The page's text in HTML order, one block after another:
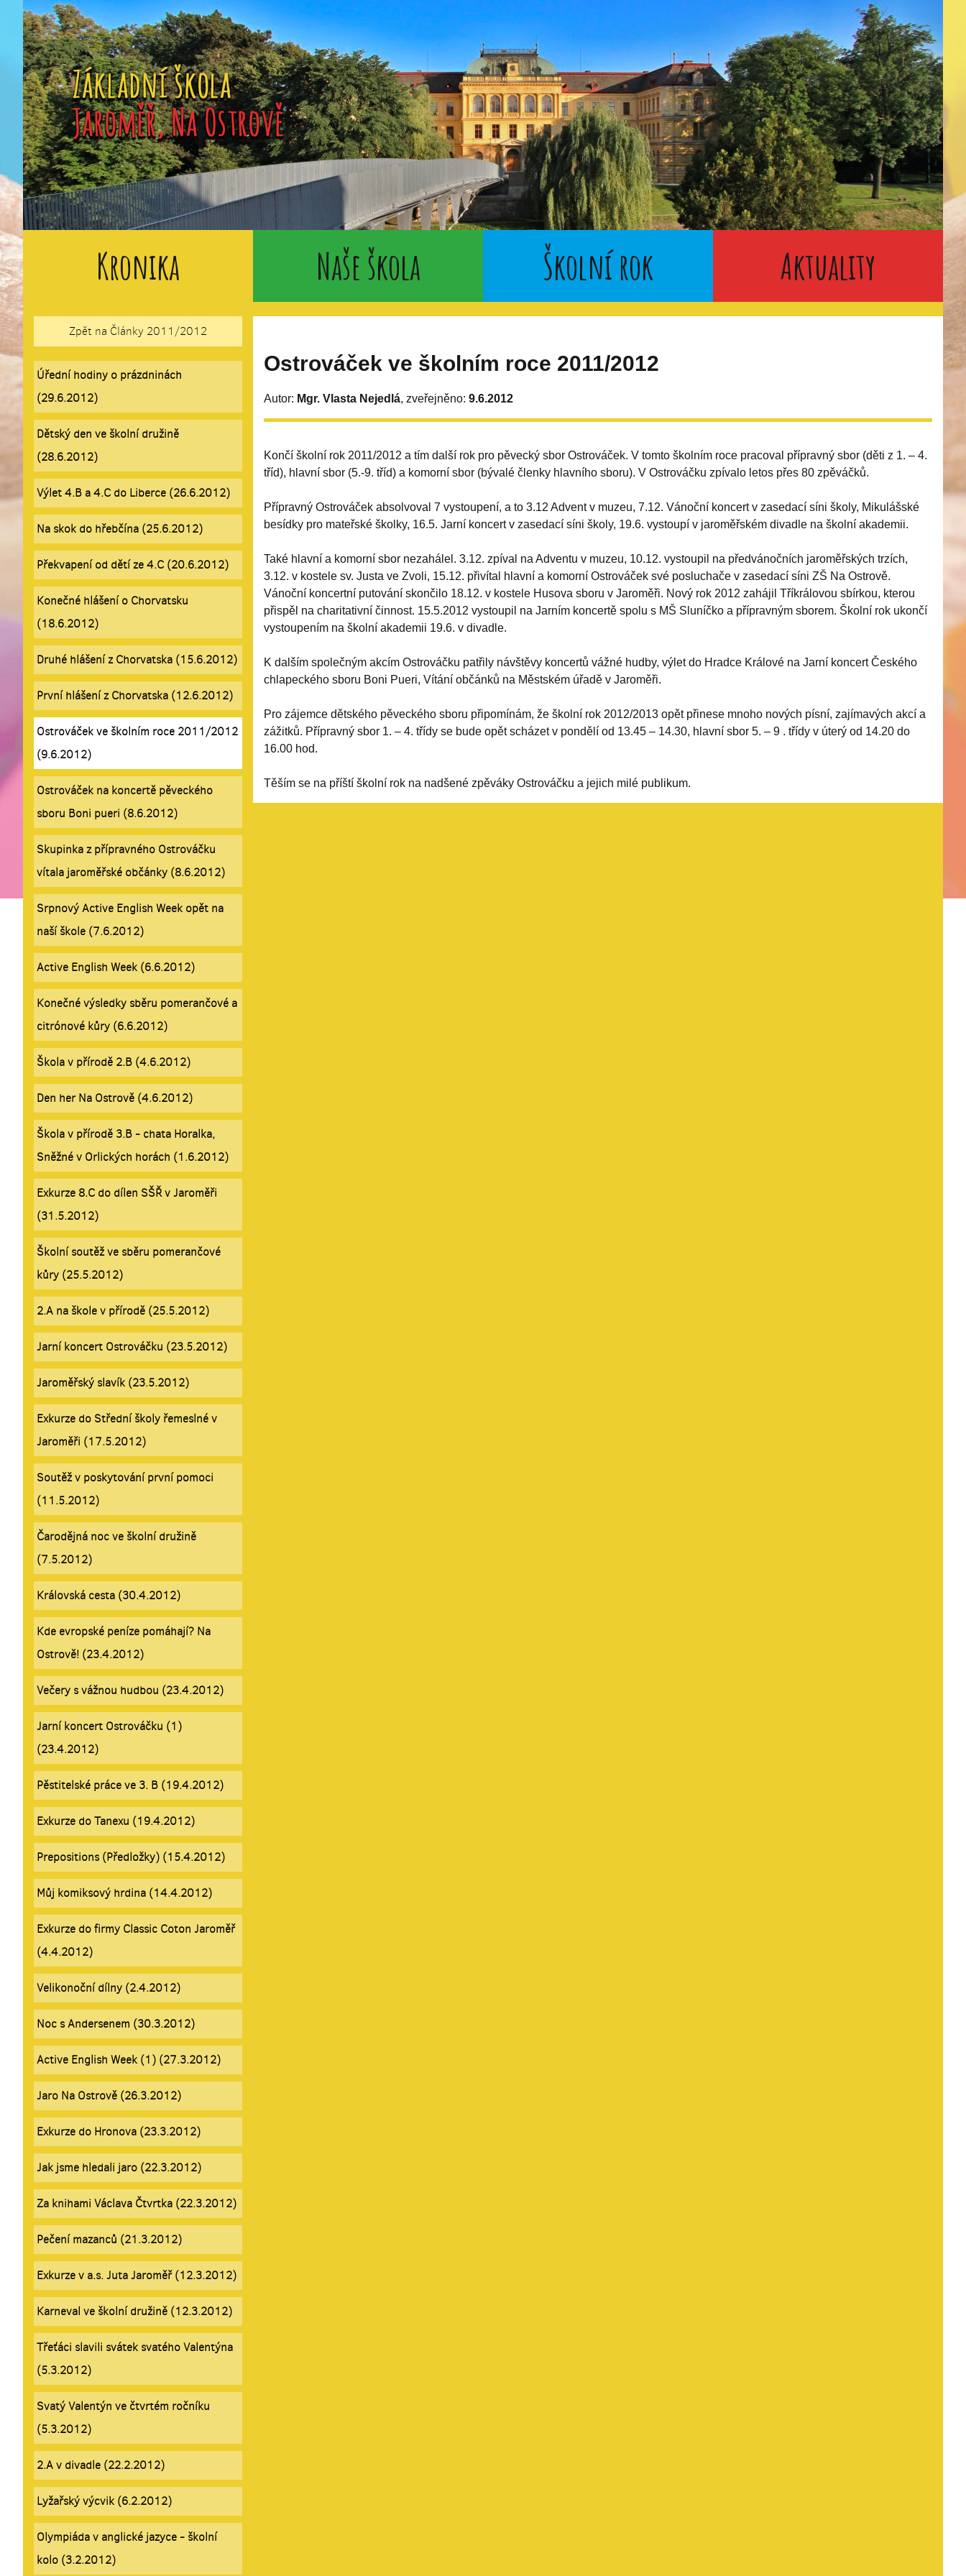
Kronika Naše škola Školní rok Aktuality
Zpět na Články 2011/2012
Úřední hodiny o prázdninách
(29.6.2012)
Dětský den ve školní družině
(28.6.2012)
Výlet 4.B a 4.C do Liberce (26.6.2012)
Na skok do hřebčína (25.6.2012)
Překvapení od dětí ze 4.C (20.6.2012)
Konečné hlášení o Chorvatsku
(18.6.2012)
Druhé hlášení z Chorvatska (15.6.2012)
První hlášení z Chorvatska (12.6.2012)
Ostrováček ve školním roce 2011/2012
(9.6.2012)
Ostrováček na koncertě pěveckého
sboru Boni pueri (8.6.2012)
Skupinka z přípravného Ostrováčku
vítala jaroměřské občánky (8.6.2012)
Srpnový Active English Week opět na
naší škole (7.6.2012)
Active English Week (6.6.2012)
Konečné výsledky sběru pomerančové a
citrónové kůry (6.6.2012)
Škola v přírodě 2.B (4.6.2012)
Den her Na Ostrově (4.6.2012)
Škola v přírodě 3.B - chata Horalka,
Sněžné v Orlických horách (1.6.2012)
Exkurze 8.C do dílen SŠŘ v Jaroměři
(31.5.2012)
Školní soutěž ve sběru pomerančové
kůry (25.5.2012)
2.A na škole v přírodě (25.5.2012)
Jarní koncert Ostrováčku (23.5.2012)
Jaroměřský slavík (23.5.2012)
Exkurze do Střední školy řemeslné v
Jaroměři (17.5.2012)
Soutěž v poskytování první pomoci
(11.5.2012)
Čarodějná noc ve školní družině
(7.5.2012)
Královská cesta (30.4.2012)
Kde evropské peníze pomáhají? Na
Ostrově! (23.4.2012)
Večery s vážnou hudbou (23.4.2012)
Jarní koncert Ostrováčku (1)
(23.4.2012)
Pěstitelské práce ve 3. B (19.4.2012)
Exkurze do Tanexu (19.4.2012)
Prepositions (Předložky) (15.4.2012)
Můj komiksový hrdina (14.4.2012)
Exkurze do firmy Classic Coton Jaroměř
(4.4.2012)
Velikonoční dílny (2.4.2012)
Noc s Andersenem (30.3.2012)
Active English Week (1) (27.3.2012)
Jaro Na Ostrově (26.3.2012)
Exkurze do Hronova (23.3.2012)
Jak jsme hledali jaro (22.3.2012)
Za knihami Václava Čtvrtka (22.3.2012)
Pečení mazanců (21.3.2012)
Exkurze v a.s. Juta Jaroměř (12.3.2012)
Karneval ve školní družině (12.3.2012)
Třeťáci slavili svátek svatého Valentýna
(5.3.2012)
Svatý Valentýn ve čtvrtém ročníku
(5.3.2012)
2.A v divadle (22.2.2012)
Lyžařský výcvik (6.2.2012)
Olympiáda v anglické jazyce - školní
kolo (3.2.2012)
Ostrováček ve školním roce 2011/2012
Autor: Mgr. Vlasta Nejedlá, zveřejněno: 9.6.2012
Končí školní rok 2011/2012 a tím další rok pro pěvecký sbor Ostrováček. V tomto školním roce pracoval přípravný sbor (děti z 1. – 4.
tříd), hlavní sbor (5.-9. tříd) a komorní sbor (bývalé členky hlavního sboru). V Ostrováčku zpívalo letos přes 80 zpěváčků.
Přípravný Ostrováček absolvoval 7 vystoupení, a to 3.12 Advent v muzeu, 7.12. Vánoční koncert v zasedací síni školy, Mikulášské
besídky pro mateřské školky, 16.5. Jarní koncert v zasedací síni školy, 19.6. vystoupí v jaroměřském divadle na školní akademii.
Také hlavní a komorní sbor nezahálel. 3.12. zpíval na Adventu v muzeu, 10.12. vystoupil na předvánočních jaroměřských trzích,
3.12. v kostele sv. Justa ve Zvoli, 15.12. přivítal hlavní a komorní Ostrováček své posluchače v zasedací síni ZŠ Na Ostrově.
Vánoční koncertní putování skončilo 18.12. v kostele Husova sboru v Jaroměři. Nový rok 2012 zahájil Tříkrálovou sbírkou, kterou
přispěl na charitativní činnost. 15.5.2012 vystoupil na Jarním koncertě spolu s MŠ Sluníčko a přípravným sborem. Školní rok ukončí
vystoupením na školní akademii 19.6. v divadle.
K dalším společným akcím Ostrováčku patřily návštěvy koncertů vážné hudby, výlet do Hradce Králové na Jarní koncert Českého
chlapeckého sboru Boni Pueri, Vítání občánků na Městském úřadě v Jaroměři.
Pro zájemce dětského pěveckého sboru připomínám, že školní rok 2012/2013 opět přinese mnoho nových písní, zajímavých akcí a
zážitků. Přípravný sbor 1. – 4. třídy se bude opět scházet v pondělí od 13.45 – 14.30, hlavní sbor 5. – 9 . třídy v úterý od 14.20 do
16.00 hod.
Těším se na příští školní rok na nadšené zpěváky Ostrováčku a jejich milé publikum.